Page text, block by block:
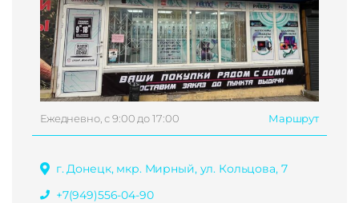
Ежедневно, с 9:00 до 17:00 Маршрут
г. Донецк, мкр. Мирный, ул. Кольцова, 7
+7(949)556-04-90